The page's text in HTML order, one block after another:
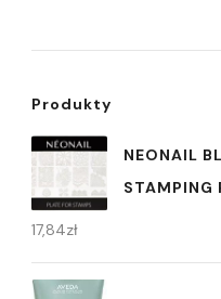
Produkty
NEONAIL
STAMPING
17,84zł